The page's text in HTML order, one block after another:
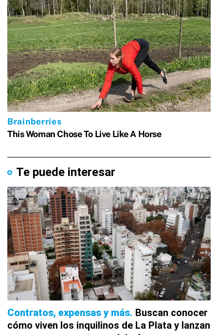
Te puede interesar
Contratos, expensas y más Buscan conocer
cómo viven los inquilinos de La Plata y lanzan